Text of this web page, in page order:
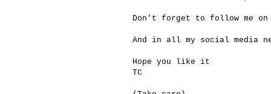
Don't forget to follow me on
And in all my social media
Hope you like it
TC